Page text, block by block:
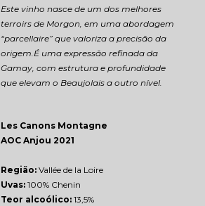
Este vinho nasce de um dos melhores
terroirs de Morgon, em uma abordagem
“parcellaire” que valoriza a precisão da
origem.É uma expressão refinada da
Gamay, com estrutura e profundidade
que elevam o Beaujolais a outro nível.
Les Canons Montagne
AOC Anjou 2021
Região: Vallée de la Loire
Uvas: 100% Chenin
Teor alcoólico: 13,5%